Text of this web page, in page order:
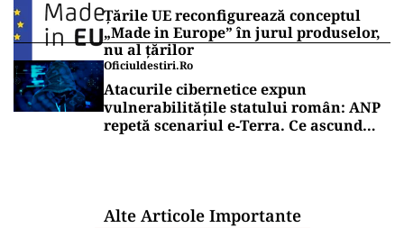
cibernetic de la ANCPI explicat de un
broker
ECONOMIE
Cel mai scump kilowatt e cel pe care
nu-l poți muta